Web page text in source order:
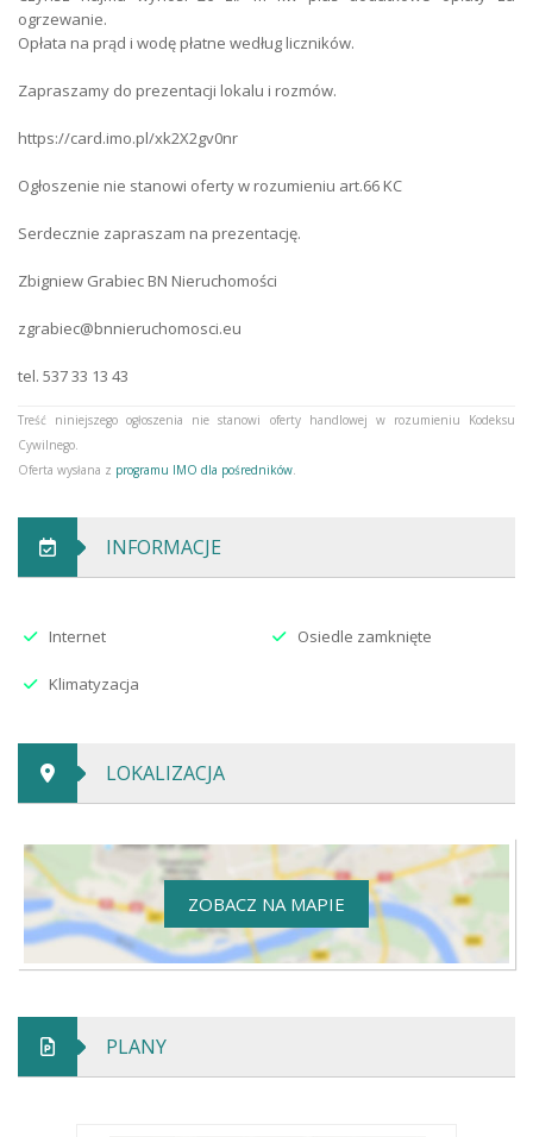
Gaz
Ogrzewanie
Kanalizacja
Prąd
Woda
Liczba wejść
Typ ochrony
Typ Ogrodzenia
Typ Drogi
Typ Lokalu
Ogrzewanie
ogrzewanie.
Opłata na prąd i wodę płatne według liczników.
Zapraszamy do prezentacji lokalu i rozmów.
https://card.imo.pl/xk2X2gv0nr
Ogłoszenie nie stanowi oferty w rozumieniu art.66 KC
Serdecznie zapraszam na prezentację.
Zbigniew Grabiec BN Nieruchomości
zgrabiec@bnnieruchomosci.eu
tel. 537 33 13 43
Treść niniejszego ogłoszenia nie stanowi oferty handlowej w rozumieniu Kodeksu
Cywilnego.
Oferta wysłana z programu IMO dla pośredników
INFORMACJE
Internet Osiedle zamknięte
Klimatyzacja
LOKALIZACJA
ZOBACZ NA MAPIE
PLANY